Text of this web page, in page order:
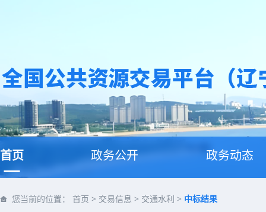
首页 政务公开 政务动态
您当前的位置： 首页 > 交易信息 > 交通水利 > 中标结果